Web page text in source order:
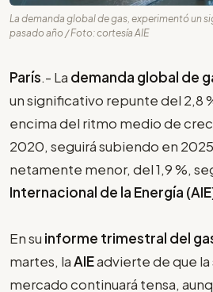
La demanda global de gas, experimentó un
pasado año / Foto: cortesía AIE
París.- La demanda global de
un significativo repunte del 2,8
encima del ritmo medio de
2020, seguirá subiendo en
netamente menor, del 1,9 %,
Internacional de la Energía
En su informe trimestral del
martes, laAIEadvierte de que
mercado continuará tensa,